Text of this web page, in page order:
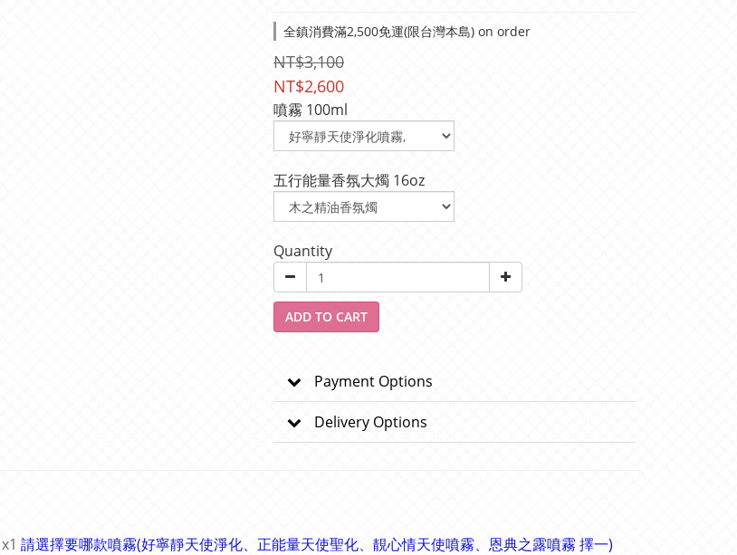
全鎮消費滿2,500免運(限台灣本島) on order
NT$3,100
NT$2,600
噴霧 100ml
五行能量香氛大燭 16oz
Quantity
ADD TO CART
Payment Options
Delivery Options
x1 請選擇要哪款噴霧(好寧靜天使淨化、 正能量天使聖化、 靚心情天使噴霧、 恩典之露噴霧 擇一)